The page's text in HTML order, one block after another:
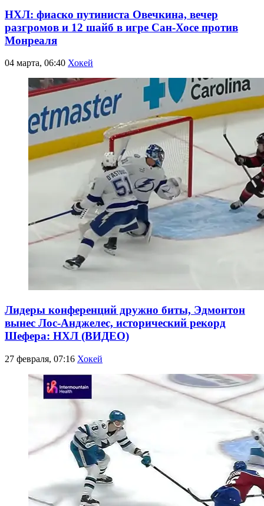
НХЛ: фиаско путиниста Овечкина, вечер
разгромов и 12 шайб в игре Сан-Хосе против
Монреаля
04 марта, 06:40 Хокей
Лидеры конференций дружно биты, Эдмонтон
вынес Лос-Анджелес, исторический рекорд
Шефера: НХЛ (ВИДЕО)
27 февраля, 07:16 Хокей